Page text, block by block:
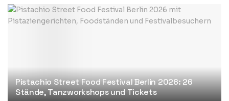
Pistachio Street Food Festival Berlin 2026: 26
Stände, Tanzworkshops und Tickets